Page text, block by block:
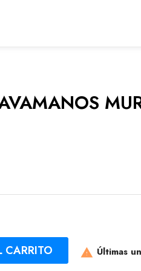
CARRITO  Últimas